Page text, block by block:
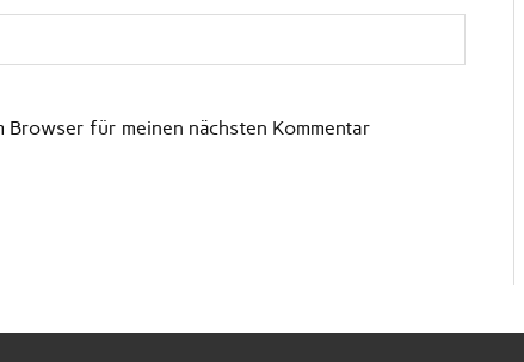
Browser für meinen nächsten Kommentar